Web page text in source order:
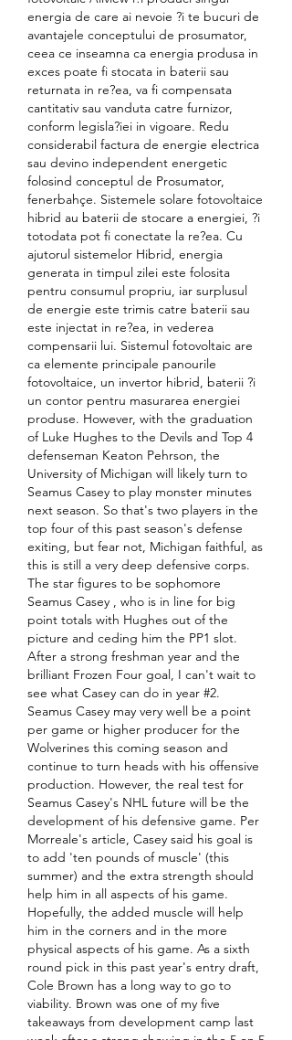
energia de care ai nevoie ?i te bucuri de
avantajele conceptului de prosumator,
ceea ce inseamna ca energia produsa in
exces poate fi stocata in baterii sau
returnata in re?ea, va fi compensata
cantitativ sau vanduta catre furnizor,
conform legisla?iei in vigoare. Redu
considerabil factura de energie electrica
sau devino independent energetic
folosind conceptul de Prosumator,
fenerbahçe. Sistemele solare fotovoltaice
hibrid au baterii de stocare a energiei, ?i
totodata pot fi conectate la re?ea. Cu
ajutorul sistemelor Hibrid, energia
generata in timpul zilei este folosita
pentru consumul propriu, iar surplusul
de energie este trimis catre baterii sau
este injectat in re?ea, in vederea
compensarii lui. Sistemul fotovoltaic are
ca elemente principale panourile
fotovoltaice, un invertor hibrid, baterii ?i
un contor pentru masurarea energiei
produse. However, with the graduation
of Luke Hughes to the Devils and Top 4
defenseman Keaton Pehrson, the
University of Michigan will likely turn to
Seamus Casey to play monster minutes
next season. So that's two players in the
top four of this past season's defense
exiting, but fear not, Michigan faithful, as
this is still a very deep defensive corps.
The star figures to be sophomore
Seamus Casey , who is in line for big
point totals with Hughes out of the
picture and ceding him the PP1 slot.
After a strong freshman year and the
brilliant Frozen Four goal, I can't wait to
see what Casey can do in year #2.
Seamus Casey may very well be a point
per game or higher producer for the
Wolverines this coming season and
continue to turn heads with his offensive
production. However, the real test for
Seamus Casey's NHL future will be the
development of his defensive game. Per
Morreale's article, Casey said his goal is
to add 'ten pounds of muscle' (this
summer) and the extra strength should
help him in all aspects of his game.
Hopefully, the added muscle will help
him in the corners and in the more
physical aspects of his game. As a sixth
round pick in this past year's entry draft,
Cole Brown has a long way to go to
viability. Brown was one of my five
takeaways from development camp last